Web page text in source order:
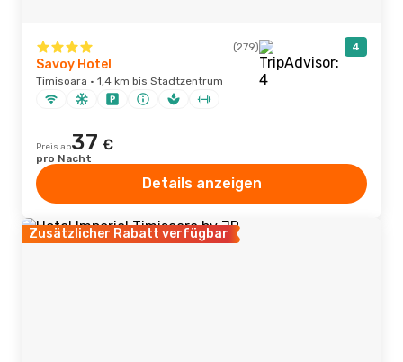
(279) 4
Savoy Hotel
Timisoara · 1,4 km bis Stadtzentrum
Preis ab37 €
pro Nacht
Details anzeigen
Zusätzlicher Rabatt verfügbar